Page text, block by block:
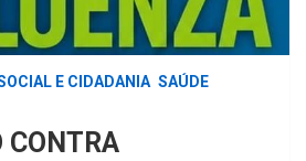
E CIDADANIA SAÚDE
CONTRA